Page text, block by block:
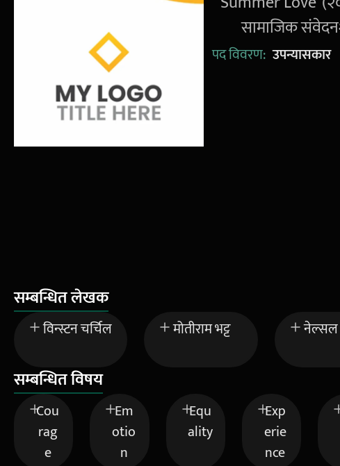
सामाजिक
पद विवरण: उपन्यासकार
सम्बन्धित लेखक
विन्स्टन चर्चिल मोतीराम भट्ट नेल्सल
सम्बन्धित विषय
Cou
rag
e
Em
otio
n
Equ
ality
Exp
erie
nce